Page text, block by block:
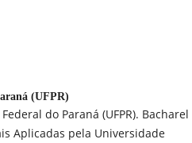
(UFPR)
do Paraná (UFPR). Bacharel
Aplicadas pela Universidade